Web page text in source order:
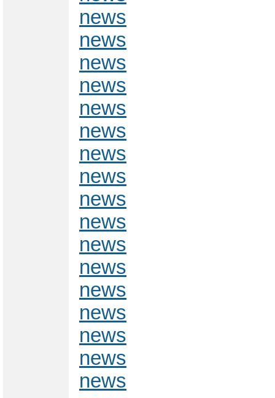
news
news
news
news
news
news
news
news
news
news
news
news
news
news
news
news
news